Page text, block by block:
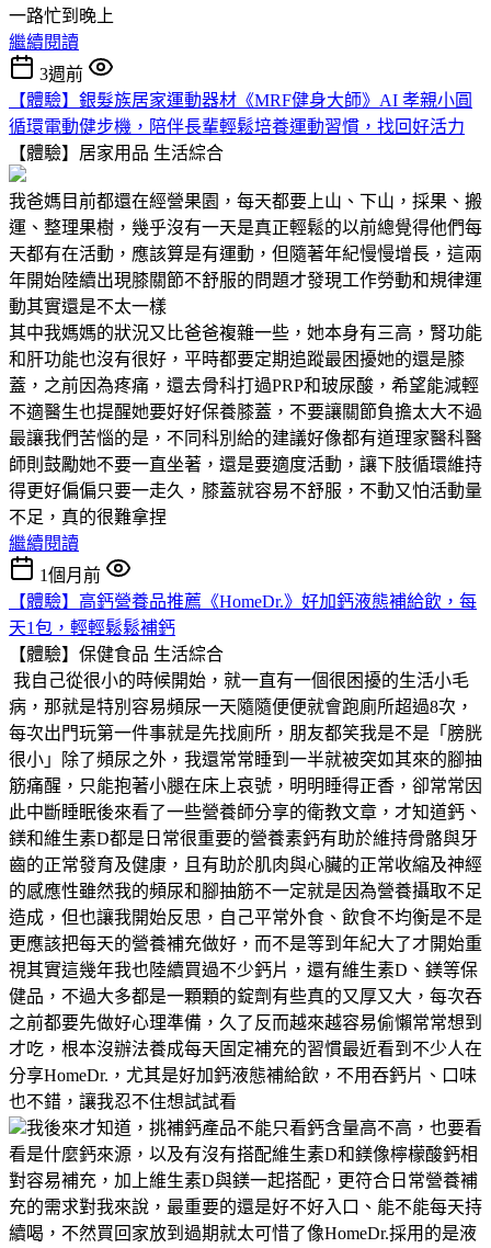
一路忙到晚上
繼續閱讀
3週前
【體驗】銀髮族居家運動器材《MRF健身大師》AI 孝親小圓
循環電動健步機，陪伴長輩輕鬆培養運動習慣，找回好活力
【體驗】居家用品 生活綜合
我爸媽目前都還在經營果園，每天都要上山、下山，採果、搬
運、整理果樹，幾乎沒有一天是真正輕鬆的以前總覺得他們每
天都有在活動，應該算是有運動，但隨著年紀慢慢增長，這兩
年開始陸續出現膝關節不舒服的問題才發現工作勞動和規律運
動其實還是不太一樣
其中我媽媽的狀況又比爸爸複雜一些，她本身有三高，腎功能
和肝功能也沒有很好，平時都要定期追蹤最困擾她的還是膝
蓋，之前因為疼痛，還去骨科打過PRP和玻尿酸，希望能減輕
不適醫生也提醒她要好好保養膝蓋，不要讓關節負擔太大不過
最讓我們苦惱的是，不同科別給的建議好像都有道理家醫科醫
師則鼓勵她不要一直坐著，還是要適度活動，讓下肢循環維持
得更好偏偏只要一走久，膝蓋就容易不舒服，不動又怕活動量
不足，真的很難拿捏
繼續閱讀
1個月前
【體驗】高鈣營養品推薦《HomeDr.》好加鈣液態補給飲，每
天1包，輕輕鬆鬆補鈣
【體驗】保健食品 生活綜合
我自己從很小的時候開始，就一直有一個很困擾的生活小毛
病，那就是特別容易頻尿一天隨隨便便就會跑廁所超過8次，
每次出門玩第一件事就是先找廁所，朋友都笑我是不是「膀胱
很小」除了頻尿之外，我還常常睡到一半就被突如其來的腳抽
筋痛醒，只能抱著小腿在床上哀號，明明睡得正香，卻常常因
此中斷睡眠後來看了一些營養師分享的衛教文章，才知道鈣、
鎂和維生素D都是日常很重要的營養素鈣有助於維持骨骼與牙
齒的正常發育及健康，且有助於肌肉與心臟的正常收縮及神經
的感應性雖然我的頻尿和腳抽筋不一定就是因為營養攝取不足
造成，但也讓我開始反思，自己平常外食、飲食不均衡是不是
更應該把每天的營養補充做好，而不是等到年紀大了才開始重
視其實這幾年我也陸續買過不少鈣片，還有維生素D、鎂等保
健品，不過大多都是一顆顆的錠劑有些真的又厚又大，每次吞
之前都要先做好心理準備，久了反而越來越容易偷懶常常想到
才吃，根本沒辦法養成每天固定補充的習慣最近看到不少人在
分享HomeDr.，尤其是好加鈣液態補給飲，不用吞鈣片、口味
也不錯，讓我忍不住想試試看
我後來才知道，挑補鈣產品不能只看鈣含量高不高，也要看
看是什麼鈣來源，以及有沒有搭配維生素D和鎂像檸檬酸鈣相
對容易補充，加上維生素D與鎂一起搭配，更符合日常營養補
充的需求對我來說，最重要的還是好不好入口、能不能每天持
續喝，不然買回家放到過期就太可惜了像HomeDr.採用的是液